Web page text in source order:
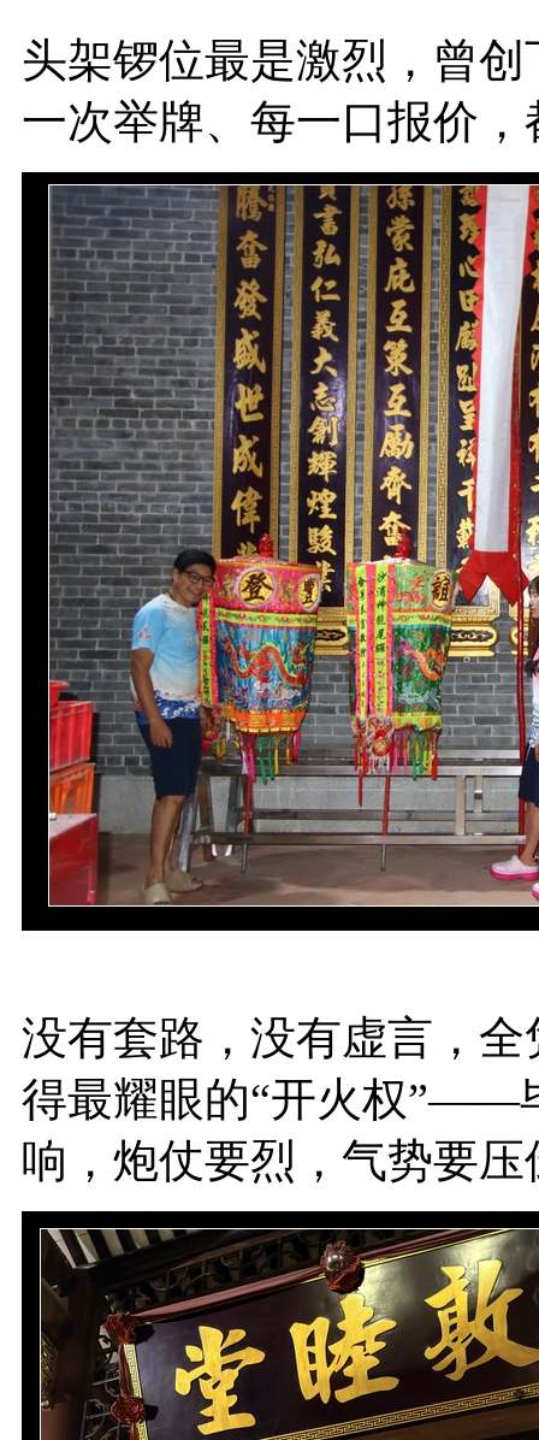
头架锣位最是激烈，曾
一次举牌、每一口报价
没有套路，没有虚言，
得最耀眼的“开火权”——
响，炮仗要烈，气势要压